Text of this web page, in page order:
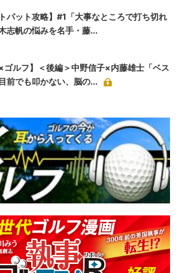
トパット攻略】#1「大事なところで打ち切れ
志帆の悩みを名手・藤...
×ゴルフ】＜後編＞中野信子×内藤雄士「ベス
前でも叩かない、脳の...